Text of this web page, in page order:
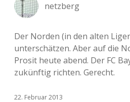
netzberg
Der Norden (in den alten
unterschätzen. Aber auf die
Prosit heute abend. Der FC
zukünftig richten. Gerecht.
22. Februar 2013